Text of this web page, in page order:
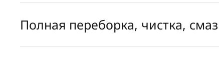
Полная переборка, чистка,